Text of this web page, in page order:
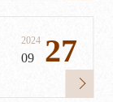
2024
09 27